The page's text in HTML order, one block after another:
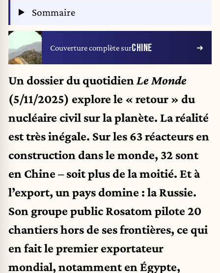
Sommaire
Couverture complète surCHINE
Un dossier du quotidien Le Monde
(5/11/2025) explore le « retour » du
nucléaire civil sur la planète. La réalité
est très inégale. Sur les 63 réacteurs en
construction dans le monde, 32 sont
en Chine – soit plus de la moitié. Et à
l’export, un pays domine : la Russie.
Son groupe public Rosatom pilote 20
chantiers hors de ses frontières, ce qui
en fait le premier exportateur
mondial, notamment en Égypte,